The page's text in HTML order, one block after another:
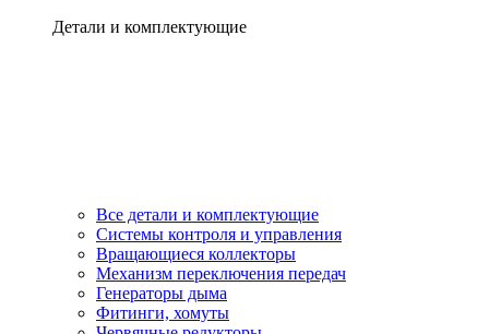
Детали и комплектующие
Все детали и комплектующие
Системы контроля и управления
Вращающиеся коллекторы
Механизм переключения передач
Генераторы дыма
Фитинги, хомуты